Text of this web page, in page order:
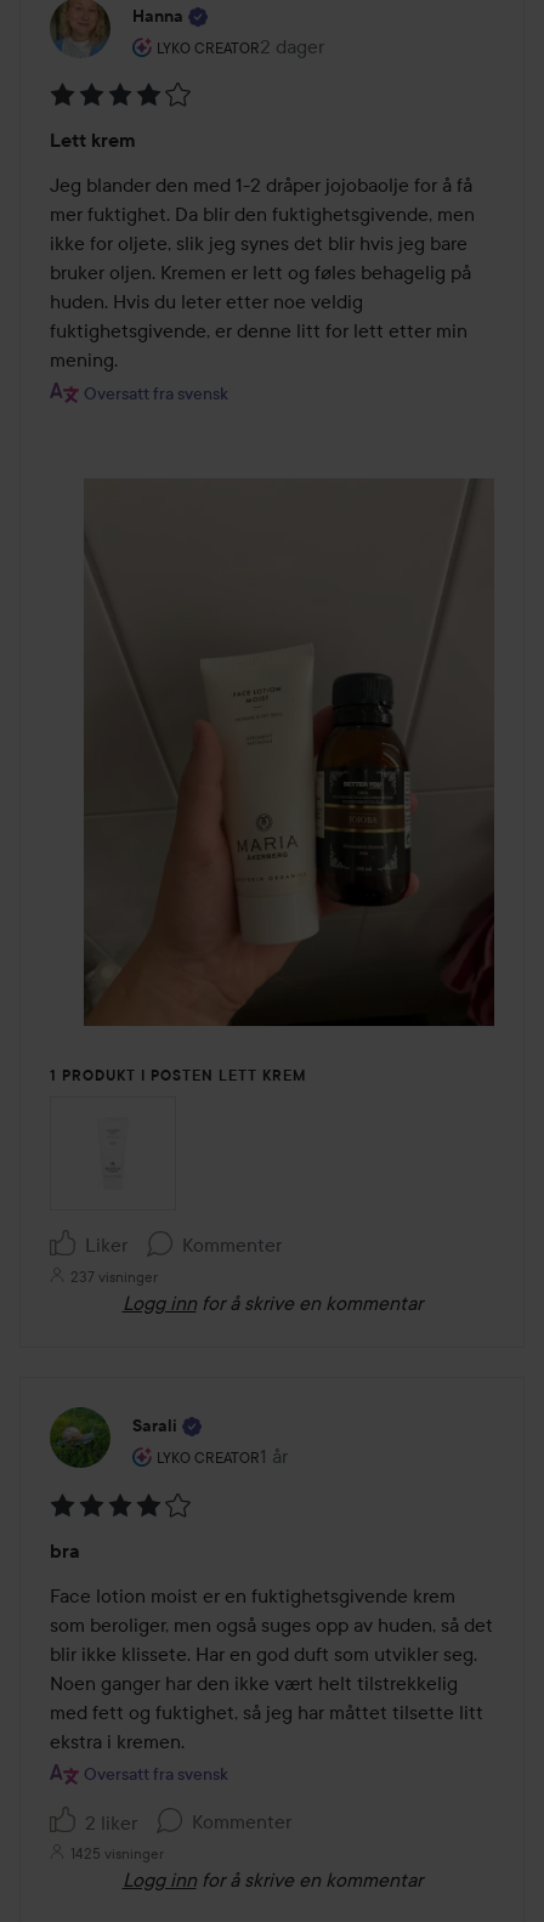
Hanna
LYKO CREATOR
Brukerens rolle: Lyko Creator.
2 dager
Innlegget ble opprettet 2 dager
4
av
5
Lett krem
Jeg blander den med 1-2 dråper jojobaolje for å få
mer fuktighet. Da blir den fuktighetsgivende, men
ikke for oljete, slik jeg synes det blir hvis jeg bare
bruker oljen. Kremen er lett og føles behagelig på
huden. Hvis du leter etter noe veldig
fuktighetsgivende, er denne litt for lett etter min
mening.
Oversatt fra svensk
1 PRODUKT I POSTEN LETT KREM
Liker Kommenter
237 visninger
Logg inn for å skrive en kommentar
Sarali
LYKO CREATOR
Brukerens rolle: Lyko Creator.
1 år
Innlegget ble opprettet 1 år
4
av
5
bra
Face lotion moist er en fuktighetsgivende krem
som beroliger, men også suges opp av huden, så det
blir ikke klissete. Har en god duft som utvikler seg.
Noen ganger har den ikke vært helt tilstrekkelig
med fett og fuktighet, så jeg har måttet tilsette litt
ekstra i kremen.
Oversatt fra svensk
2 liker Kommenter
1425 visninger
Logg inn for å skrive en kommentar